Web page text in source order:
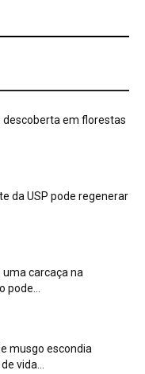
descoberta em florestas
da USP pode regenerar
carcaça na
musgo escondia
vida...